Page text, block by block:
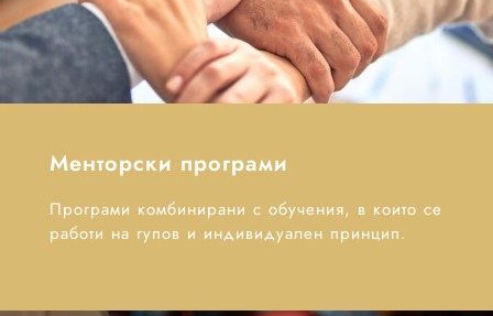
Менторски програми
Програми комбинирани с обучения, в които се
работи на гупов и индивидуален принцип.